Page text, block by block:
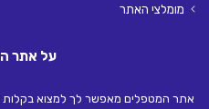
מומלצי האתר
על אתר
אתר המטפלים מאפשר לך למצוא בקלות